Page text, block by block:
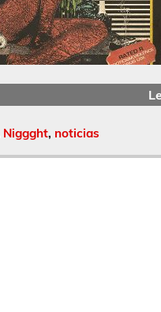
Niggght, noticias